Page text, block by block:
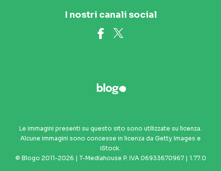
I nostri canali social
Le immagini presenti su questo sito sono utilizzate su licenza.
Alcune immagini sono concesse in licenza da Getty Images e
iStock.
© Blogo 2011-2026 | T-Mediahouse P. IVA 06933670967 | 1.77.0